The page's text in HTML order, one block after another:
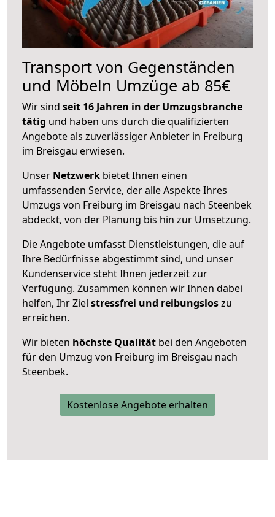
Transport von Gegenständen
und Möbeln Umzüge ab 85€
Wir sind seit 16 Jahren in der Umzugsbranche
tätig und haben uns durch die qualifizierten
Angebote als zuverlässiger Anbieter in Freiburg
im Breisgau erwiesen.
Unser Netzwerk bietet Ihnen einen
umfassenden Service, der alle Aspekte Ihres
Umzugs von Freiburg im Breisgau nach Steenbek
abdeckt, von der Planung bis hin zur Umsetzung.
Die Angebote umfasst Dienstleistungen, die auf
Ihre Bedürfnisse abgestimmt sind, und unser
Kundenservice steht Ihnen jederzeit zur
Verfügung. Zusammen können wir Ihnen dabei
helfen, Ihr Ziel stressfrei und reibungsloszu
erreichen.
Wir bieten höchste Qualität bei den Angeboten
für den Umzug von Freiburg im Breisgau nach
Steenbek.
Kostenlose Angebote erhalten